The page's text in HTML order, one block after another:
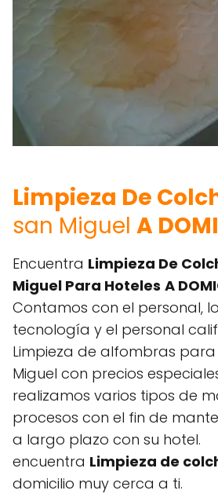
Limpieza De
san Miguel A
Encuentra Limpieza De
Miguel Para Hoteles A
Contamos con el personal,
tecnología y el personal
Limpieza de alfombras para
Miguel con precios
realizamos varios tipos de
procesos con el fin de
a largo plazo con su hotel.
encuentra Limpieza de
domicilio muy cerca a ti.